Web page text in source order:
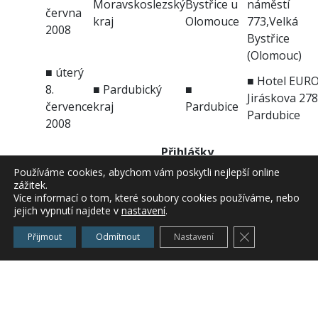
června
2008
Moravskoslezský
kraj
Bystřice u
Olomouce
náměstí
773,Velká
Bystřice
(Olomouc)
■ úterý
8.
července
2008
■ Pardubický
kraj
■
Pardubice
■ Hotel
Jiráskova
Pardubice
Přihlášky
Přihlášky s uvedením jména účastníka, názvu a
adresy organizace, telefonického a e-
spojení se posílají průběžně sekretariátu PK ČR
to buď:
elektronicky na e-mail:boublik@foodnet.cz
Používáme cookies, abychom vám poskytli nejlepší online
zážitek.
Více informací o tom, které soubory cookies používáme, nebo
jejich vypnutí najdete v nastavení.
Přijmout Odmítnout Nastavení Zavřít cookie